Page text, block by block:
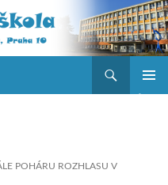
POHÁRU ROZHLASU V